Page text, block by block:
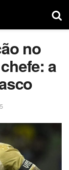
no
a